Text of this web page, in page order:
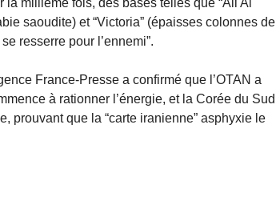
millième fois, des bases telles que “Ali Al
saoudite) et “Victoria” (épaisses colonnes de
resserre pour l’ennemi”.
France-Presse a confirmé que l’OTAN a
à rationner l’énergie, et la Corée du Sud
prouvant que la “carte iranienne” asphyxie le